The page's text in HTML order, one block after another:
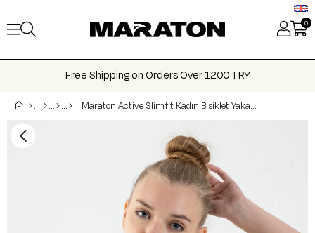
0
Free Shipping on Orders Over 1200 TRY
Maraton Active Slimfit Kadın Bisiklet Yaka Kısa Kol Koşu Crop Top 811038